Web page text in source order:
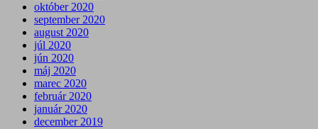
október 2020
september 2020
august 2020
júl 2020
jún 2020
máj 2020
marec 2020
február 2020
január 2020
december 2019